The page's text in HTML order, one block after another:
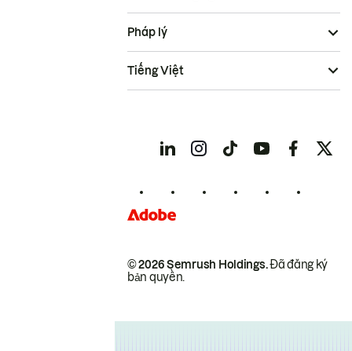
© 2026 Semrush Holdings.Đã đăng ký
bản quyền.
Pháp lý
Tiếng Việt